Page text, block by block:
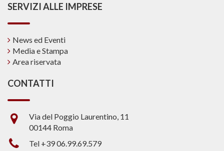
SERVIZI ALLE IMPRESE
News ed Eventi
Media e Stampa
Area riservata
CONTATTI
Via del Poggio Laurentino, 11
00144 Roma
Tel +39 06.99.69.579